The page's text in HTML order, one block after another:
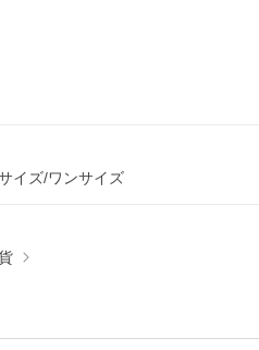
イズ/ワンサイズ